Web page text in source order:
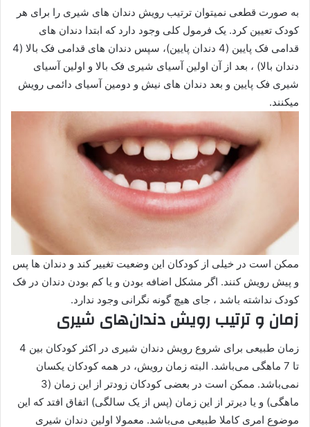
به صورت قطعی نمیتوان ترتیب رویش دندان های شیری را برای هر
کودک تعیین کرد. یک فرمول کلی وجود دارد که ابتدا دندان های
قدامی فک پایین (4 دندان پایین)، سپس دندان های قدامی فک بالا (4
دندان بالا) ، بعد از آن اولین آسیای شیری فک بالا و اولین آسیای
شیری فک پایین و بعد دندان های نیش و دومین آسیای دائمی رویش
میکنند.
ممکن است در خیلی از کودکان این وضعیت تغییر کند و دندان ها پس
و پیش رویش کنند. اگر مشکل اضافه بودن و یا کم بودن دندان در فک
کودک نداشته باشد ، جای هیچ گونه نگرانی وجود ندارد.
زمان و ترتیب رویش دندان‌های شیری
زمان طبیعی برای شروع رویش دندان شیری در اکثر کودکان بین 4
تا 7 ماهگی می‌باشد. البته زمان رویش، در همه کودکان یکسان
نمی‌باشد. ممکن است در بعضی کودکان زودتر از این زمان (3
ماهگی) و یا دیرتر از این زمان (پس از یک سالگی) اتفاق افتد که این
موضوع امری کاملا طبیعی می‌باشد. معمولا اولین دندان شیری